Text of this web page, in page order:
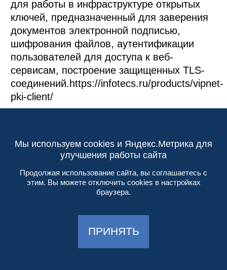
для работы в инфраструктуре открытых
ключей, предназначенный для заверения
документов электронной подписью,
шифрования файлов, аутентификации
пользователей для доступа к веб-
сервисам, построение защищенных TLS-
соединений.https://infotecs.ru/products/vipnet-
pki-client/
БЛОКЧЕЙН И
ТЕХНОЛОГИИ
РАСПРЕДЕЛЕННОГО
Мы используем cookies и Яндекс.Метрика для
улучшения работы сайта
Продолжая использование сайта, вы соглашаетесь с
этим. Вы можете отключить cookies в настройках
браузера.
ПРИНЯТЬ